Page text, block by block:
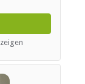
include
coffee
speed